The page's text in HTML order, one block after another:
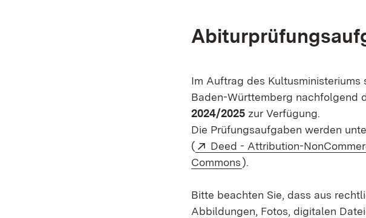
Im Auftrag des
Baden-Württemberg nachfolgend
2024/2025 zur Verfügung.
Die Prüfungsaufgaben werden
(
Extern:
Deed - Attribution-
Commons(Öffnet in neuem Fenster)
).
Bitte beachten Sie, dass aus
Abbildungen, Fotos, digitalen